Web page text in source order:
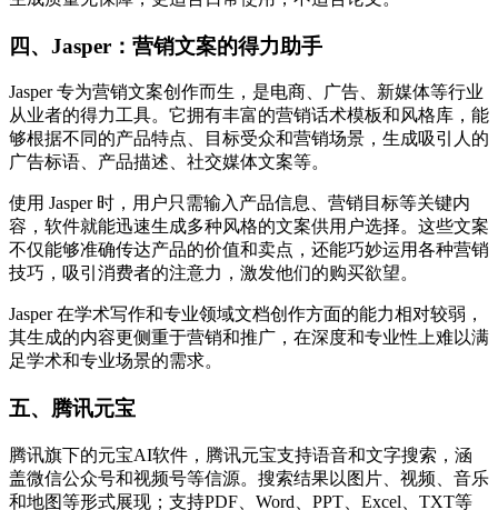
四、Jasper：营销文案的得力助手​
Jasper 专为营销文案创作而生，是电商、广告、新媒体等行业
从业者的得力工具。它拥有丰富的营销话术模板和风格库，能
够根据不同的产品特点、目标受众和营销场景，生成吸引人的
广告标语、产品描述、社交媒体文案等。​
使用 Jasper 时，用户只需输入产品信息、营销目标等关键内
容，软件就能迅速生成多种风格的文案供用户选择。这些文案
不仅能够准确传达产品的价值和卖点，还能巧妙运用各种营销
技巧，吸引消费者的注意力，激发他们的购买欲望。​
Jasper 在学术写作和专业领域文档创作方面的能力相对较弱，
其生成的内容更侧重于营销和推广，在深度和专业性上难以满
足学术和专业场景的需求。​
五、腾讯元宝
腾讯旗下的元宝AI软件，腾讯元宝支持语音和文字搜索，涵
盖微信公众号和视频号等信源。搜索结果以图片、视频、音乐
和地图等形式展现；支持PDF、Word、PPT、Excel、TXT等